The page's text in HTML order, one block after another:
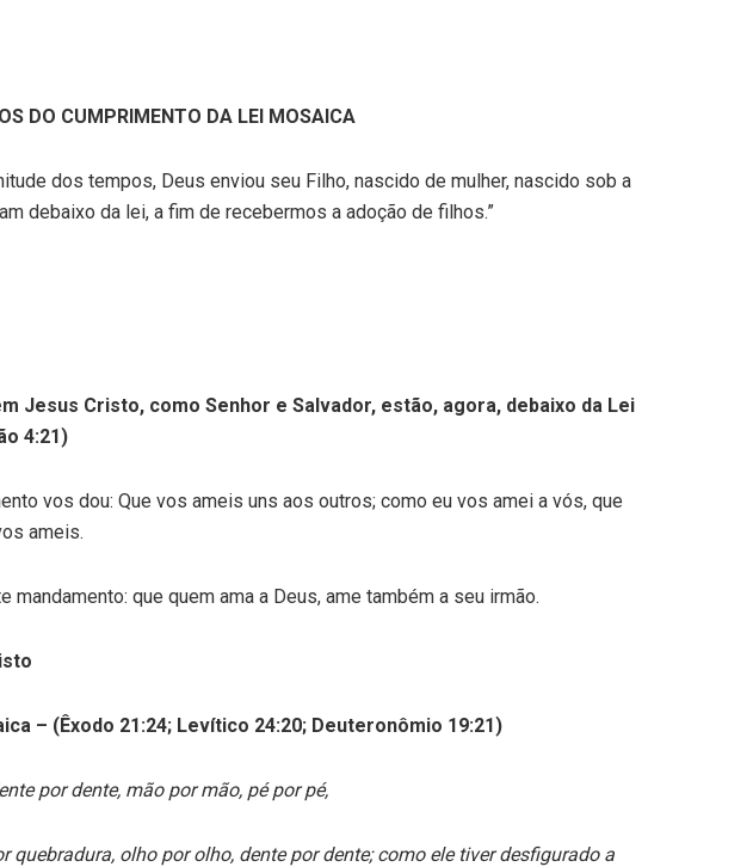
DO CUMPRIMENTO DA LEI MOSAICA
dos tempos, Deus enviou seu Filho, nascido de mulher, nascido sob a
debaixo da lei, a fim de recebermos a adoção de filhos.”
Jesus Cristo, como Senhor e Salvador, estão, agora, debaixo da Lei
4:21)
vos dou: Que vos ameis uns aos outros; como eu vos amei a vós, que
ameis.
mandamento: que quem ama a Deus, ame também a seu irmão.
– (Êxodo 21:24; Levítico 24:20; Deuteronômio 19:21)
por dente, mão por mão, pé por pé,
quebradura, olho por olho, dente por dente; como ele tiver desfigurado a